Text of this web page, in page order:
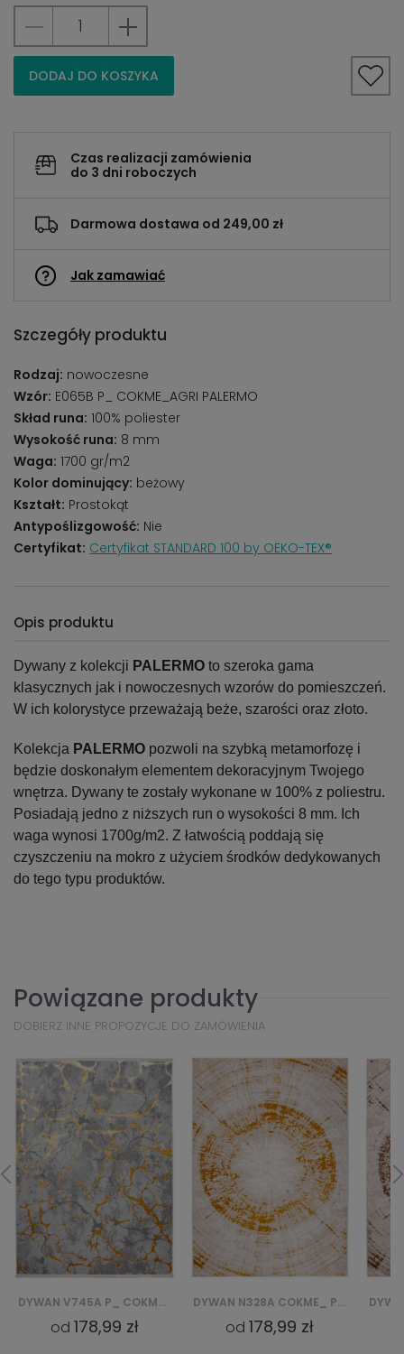
DODAJ DO KOSZYKA
Czas realizacji zamówienia
do 3 dni roboczych
Darmowa dostawa od 249,00 zł
Jak zamawiać
Szczegóły produktu
Rodzaj: nowoczesne
Wzór: E065B P_ COKME_AGRI PALERMO
Skład runa: 100% poliester
Wysokość runa: 8 mm
Waga: 1700 gr/m2
Kolor dominujący: beżowy
Kształt: Prostokąt
Antypoślizgowość: Nie
Certyfikat: Certyfikat STANDARD 100 by OEKO-TEX®
Opis produktu
Dywany z kolekcji PALERMO to szeroka gama
klasycznych jak i nowoczesnych wzorów do pomieszczeń.
W ich kolorystyce przeważają beże, szarości oraz złoto.
Kolekcja PALERMO pozwoli na szybką metamorfozę i
będzie doskonałym elementem dekoracyjnym Twojego
wnętrza. Dywany te zostały wykonane w 100% z poliestru.
Posiadają jedno z niższych run o wysokości 8 mm. Ich
waga wynosi 1700g/m2. Z łatwością poddają się
czyszczeniu na mokro z użyciem środków dedykowanych
do tego typu produktów.
Powiązane produkty
DOBIERZ INNE PROPOZYCJE DO ZAMÓWIENIA
DYWAN V745A P_ COKME_AGRI PALERMO - ZŁOTY
178,99 zł
DYWAN N328A COKME_ PES_ PALERMO - BEŻOWY, ZŁOTY
178,99 zł